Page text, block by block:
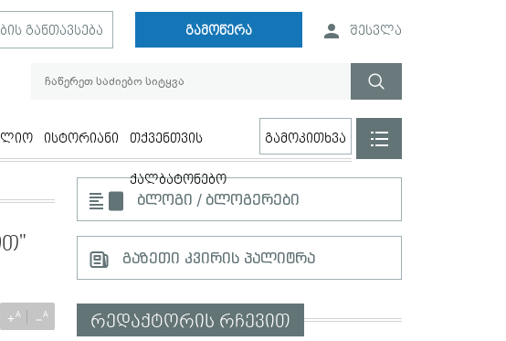
განთავსება გამოწერა შესვლა
ისტორიანი თქვენთვის
ქალბატონებო
გამოკითხვა
+A −A
ბლოგი / ბლოგერები
გაზეთი კვირის პალიტრა
რედაქტორის რჩევით